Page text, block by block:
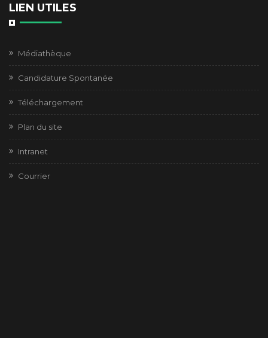
LIEN UTILES
Médiathèque
Candidature Spontanée
Téléchargement
Plan du site
Intranet
Courrier